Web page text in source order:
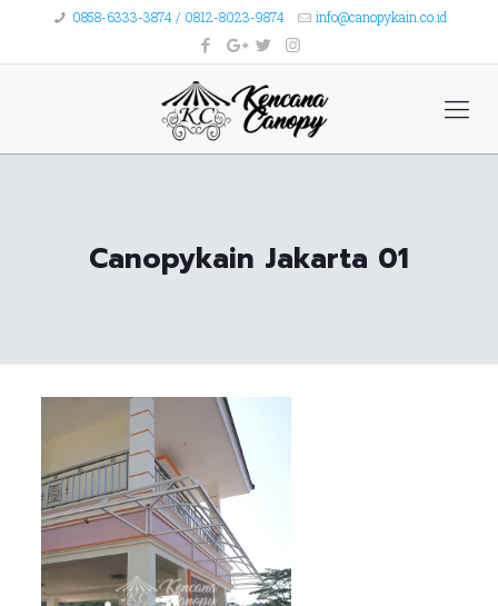
0858-6333-3874 / 0812-8023-9874 info@canopykain.co.id
Canopykain Jakarta 01